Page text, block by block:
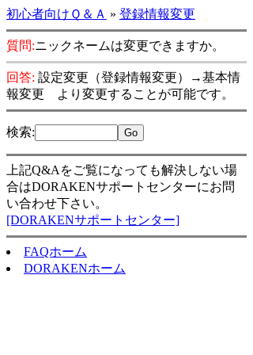
初心者向けＱ＆Ａ » 登録情報変更
質問:ニックネームは変更できますか。
回答: 設定変更（登録情報変更）→基本情
報変更 より変更することが可能です。
検索:
上記Q&Aをご覧になっても解決しない場
合はDORAKENサポートセンターにお問
い合わせ下さい。
[DORAKENサポートセンター]
FAQホーム
DORAKENホーム